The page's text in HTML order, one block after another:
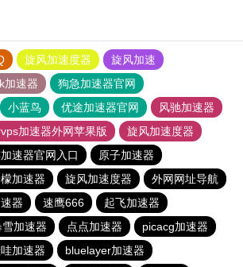
旋风加速度器
旋风加速
加速器
狗急加速器官网
小蓝鸟 优途加速器官网
风驰加速器
加速器外网苹果版
旋风加速度器
速器官网入口
原子加速器
加速器 旋风加速度器
外网网址导航
器 速鹰666
起飞加速器
雪加速器 点点加速器
picacg加速器
加速器
bluelayer加速器